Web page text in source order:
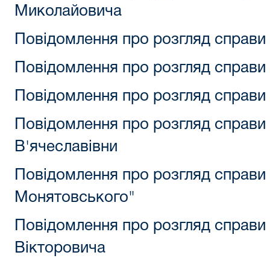
Миколайовича
Повідомлення про розгляд справи
Повідомлення про розгляд
Повідомлення про розгляд справи
Повідомлення про розгляд
В'ячеславівни
Повідомлення про розгляд
Монятовського"
Повідомлення про розгляд
Вікторовича